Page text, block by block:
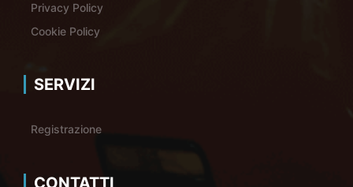
Privacy Policy
Cookie Policy
SERVIZI
Registrazione
CONTATTI